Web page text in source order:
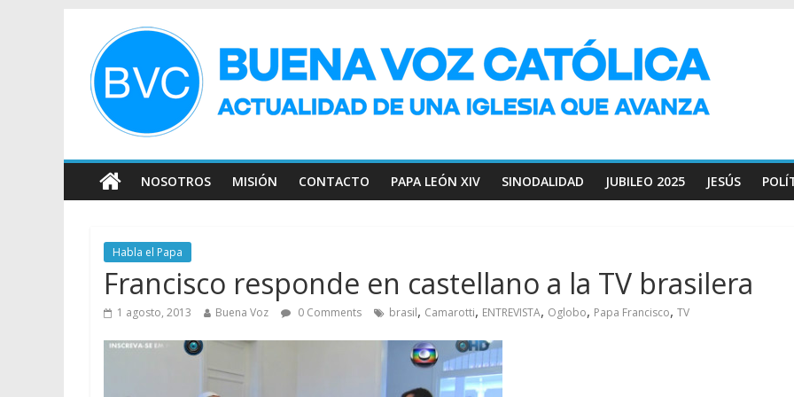
NOSOTROS MISIÓN CONTACTO PAPA LEÓN XIV SINODALIDAD JUBILEO 2025 JESÚS
Habla el Papa
Francisco responde en castellano a la TV brasilera
1 agosto, 2013 Buena Voz 0 Comments brasil, Camarotti, ENTREVISTA, Oglobo, Papa Francisco, TV